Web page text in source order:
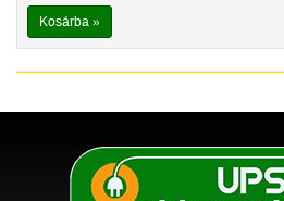
Kosárba »